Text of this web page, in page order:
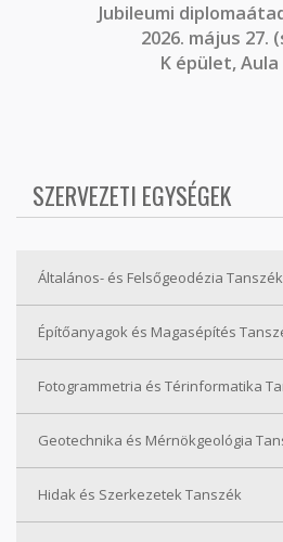
Jubileumi
2026. május 27.
K épület, Aula
SZERVEZETI EGYSÉGEK
Általános- és Felsőgeodézia Tanszék
Építőanyagok és Magasépítés
Fotogrammetria és Térinformatika
Geotechnika és Mérnökgeológia
Hidak és Szerkezetek Tanszék